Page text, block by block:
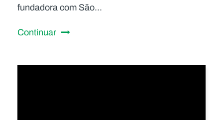
fundadora com São...
Continuar